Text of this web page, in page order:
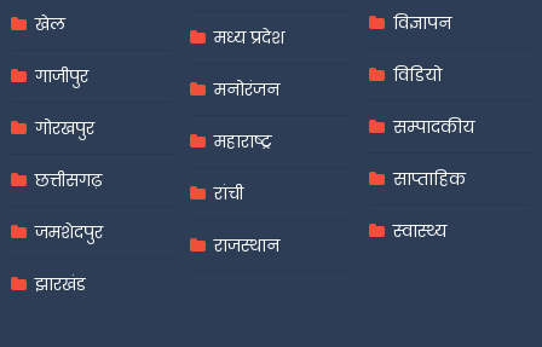
खेल
गाजीपुर
गोरखपुर
छत्तीसगढ़
जमशेदपुर
झारखंड
मध्य प्रदेश
मनोरंजन
महाराष्ट्र
रांची
राजस्थान
विज्ञापन
विडियो
सम्पादकीय
साप्ताहिक
स्वास्थ्य